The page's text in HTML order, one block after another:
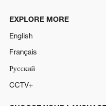
EXPLORE MORE
English
Français
Русский
CCTV+